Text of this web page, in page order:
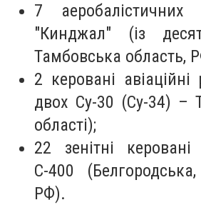
7
"Кинджал" (із
Тамбовська область,
2 керовані
двох Су-30 (Су-34) –
області);
22 зенітні
С-400
РФ).